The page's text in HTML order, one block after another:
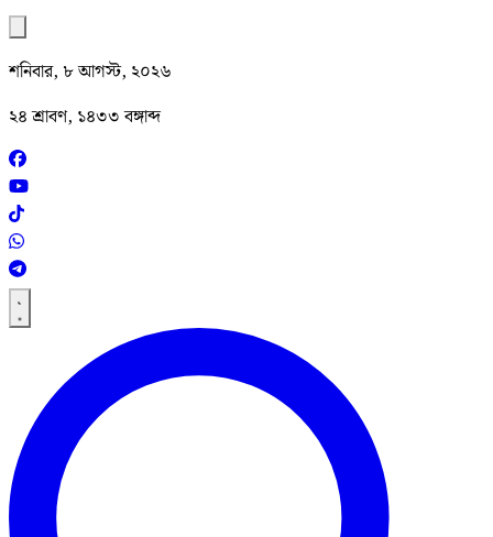
শনিবার, ৮ আগস্ট, ২০২৬
২৪ শ্রাবণ, ১৪৩৩ বঙ্গাব্দ